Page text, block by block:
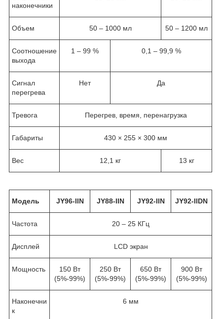
наконечники
Объем 50 – 1000 мл 50 – 1200 мл
Соотношение
выхода
1 – 99 % 0,1 – 99,9 %
Сигнал
перегрева
Нет Да
Тревога Перегрев, время, перенагрузка
Габариты 430 × 255 × 300 мм
Вес 12,1 кг 13 кг
Модель JY96-IIN JY88-IIN JY92-IIN JY92-IIDN
Частота 20 – 25 КГц
Дисплей LCD экран
Мощность
150 Вт
(5%-99%)
250 Вт
(5%-99%)
650 Вт
(5%-99%)
900 Вт
(5%-99%)
Наконечни
к
6 мм